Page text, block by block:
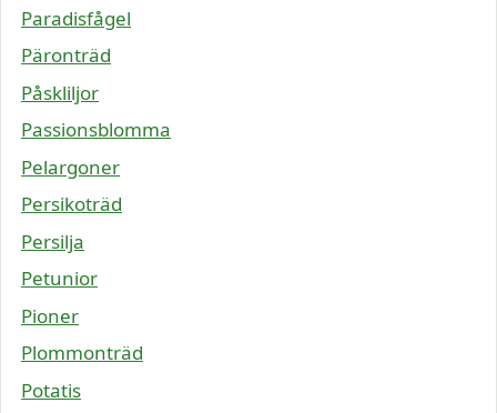
Paradisfågel
Päronträd
Påskliljor
Passionsblomma
Pelargoner
Persikoträd
Persilja
Petunior
Pioner
Plommonträd
Potatis